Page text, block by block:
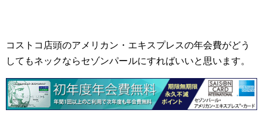
コストコ店頭のアメリカン・エキスプレスの年会費がどう
してもネックならセゾンパールにすればいいと思います。